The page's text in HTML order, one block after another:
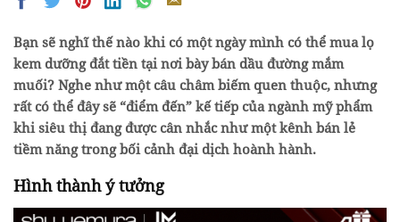
Bạn sẽ nghĩ thế nào khi có một ngày mình có thể mua lọ
kem dưỡng đắt tiền tại nơi bày bán dầu đường mắm
muối? Nghe như một câu châm biếm quen thuộc, nhưng
rất có thể đây sẽ “điểm đến” kế tiếp của ngành mỹ phẩm
khi siêu thị đang được cân nhắc như một kênh bán lẻ
tiềm năng trong bối cảnh đại dịch hoành hành.
Hình thành ý tưởng